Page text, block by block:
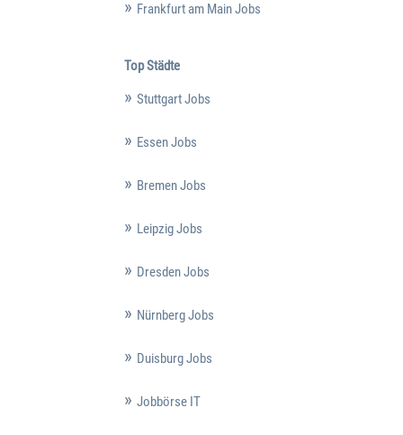
Frankfurt am Main Jobs
Top Städte
Stuttgart Jobs
Essen Jobs
Bremen Jobs
Leipzig Jobs
Dresden Jobs
Nürnberg Jobs
Duisburg Jobs
Jobbörse IT